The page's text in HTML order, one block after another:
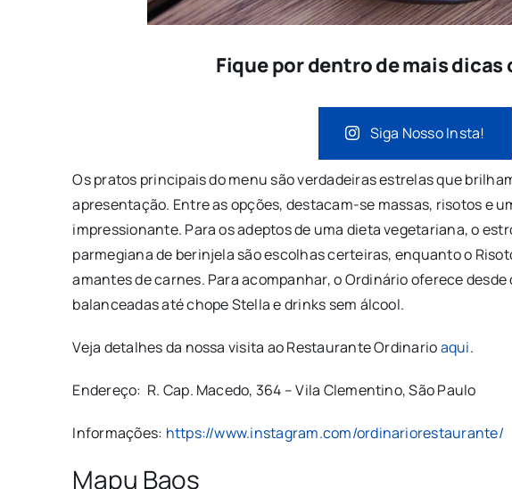
Fique por dentro de mais dicas
Siga Nosso Insta!
Os pratos principais do menu são verdadeiras estrelas que
apresentação. Entre as opções, destacam-se massas, risotos e
impressionante. Para os adeptos de uma dieta vegetariana, o
parmegiana de berinjela são escolhas certeiras, enquanto o
amantes de carnes. Para acompanhar, o Ordinário oferece
balanceadas até chope Stella e drinks sem álcool.
Veja detalhes da nossa visita ao Restaurante Ordinarioaqui.
Endereço: R. Cap. Macedo, 364 – Vila Clementino, São Paulo
Informações: https://www.instagram.com/ordinariorestaurante/
Mapu Baos